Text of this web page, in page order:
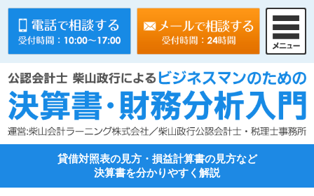
貸借対照表の見方・損益計算書の見方など
決算書を分かりやすく解説